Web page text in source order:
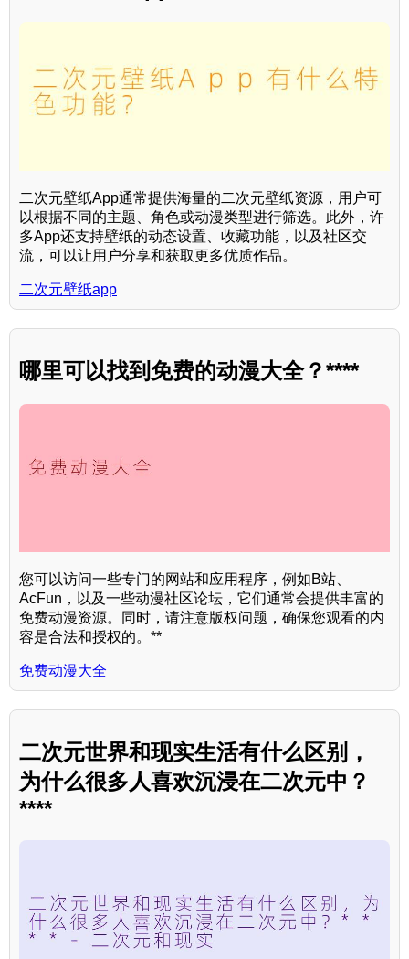
二次元壁纸App通常提供海量的二次元壁纸资源，用户可
以根据不同的主题、角色或动漫类型进行筛选。此外，许
多App还支持壁纸的动态设置、收藏功能，以及社区交
流，可以让用户分享和获取更多优质作品。
二次元壁纸app
哪里可以找到免费的动漫大全？****
您可以访问一些专门的网站和应用程序，例如B站、
AcFun，以及一些动漫社区论坛，它们通常会提供丰富的
免费动漫资源。同时，请注意版权问题，确保您观看的内
容是合法和授权的。**
免费动漫大全
二次元世界和现实生活有什么区别，
为什么很多人喜欢沉浸在二次元中？
****